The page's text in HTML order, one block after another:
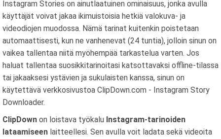
Instagram Stories on ainutlaatuinen ominaisuus, jonka avulla
käyttäjät voivat jakaa ikimuistoisia hetkiä valokuva- ja
videodiojen muodossa. Nämä tarinat kuitenkin poistetaan
automaattisesti, kun ne vanhenevat (24 tuntia), jolloin sinun on
vaikea tallentaa niitä myöhempää tarkastelua varten. Jos
haluat tallentaa suosikkitarinoitasi katsottavaksi offline-tilassa
tai jakaaksesi ystävien ja sukulaisten kanssa, sinun on
käytettävä verkkosivustoa ClipDown.com - Instagram Story
Downloader.
ClipDown on loistava työkalu Instagram-tarinoiden
lataamiseen laitteellesi. Sen avulla voit ladata sekä videoita